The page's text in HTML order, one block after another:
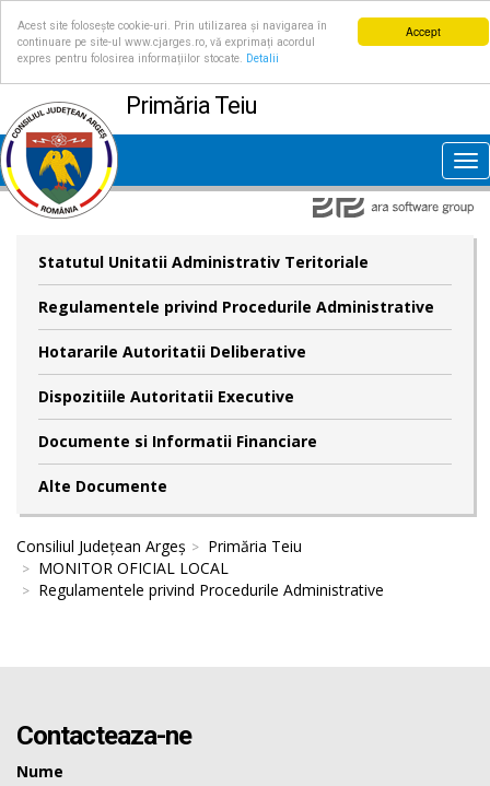
Accept
Acest site folosește cookie-uri. Prin utilizarea și navigarea în
continuare pe site-ul www.cjarges.ro, vă exprimați acordul
expres pentru folosirea informațiilor stocate.
Detalii
Primăria Teiu
Statutul Unitatii Administrativ Teritoriale
Regulamentele privind Procedurile Administrative
Hotararile Autoritatii Deliberative
Dispozitiile Autoritatii Executive
Documente si Informatii Financiare
Alte Documente
Consiliul Județean Argeș
Primăria Teiu
MONITOR OFICIAL LOCAL
Regulamentele privind Procedurile Administrative
Contacteaza-ne
Nume